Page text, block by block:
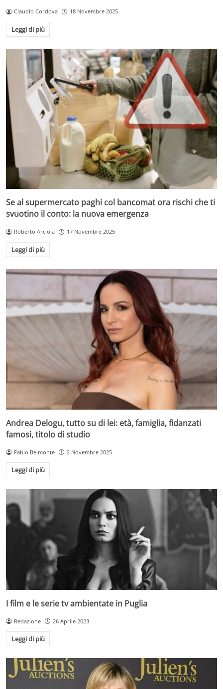
Claudio Cordova 18 Novembre 2025
Leggi di più
Se al supermercato paghi col bancomat ora rischi che ti
svuotino il conto: la nuova emergenza
Roberto Arciola 17 Novembre 2025
Leggi di più
Andrea Delogu, tutto su di lei: età, famiglia, fidanzati
famosi, titolo di studio
Fabio Belmonte 2 Novembre 2025
Leggi di più
I film e le serie tv ambientate in Puglia
Redazione 26 Aprile 2023
Leggi di più